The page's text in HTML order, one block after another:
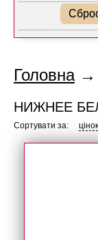
Головна→
НИЖНЕЕ
Сортувати за: